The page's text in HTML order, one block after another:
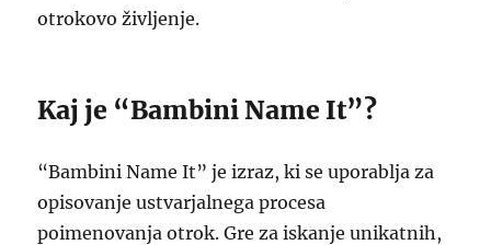
otrokovo življenje.
Kaj je “Bambini Name It”?
“Bambini Name It” je izraz, ki se uporablja za
opisovanje ustvarjalnega procesa
poimenovanja otrok. Gre za iskanje unikatnih,